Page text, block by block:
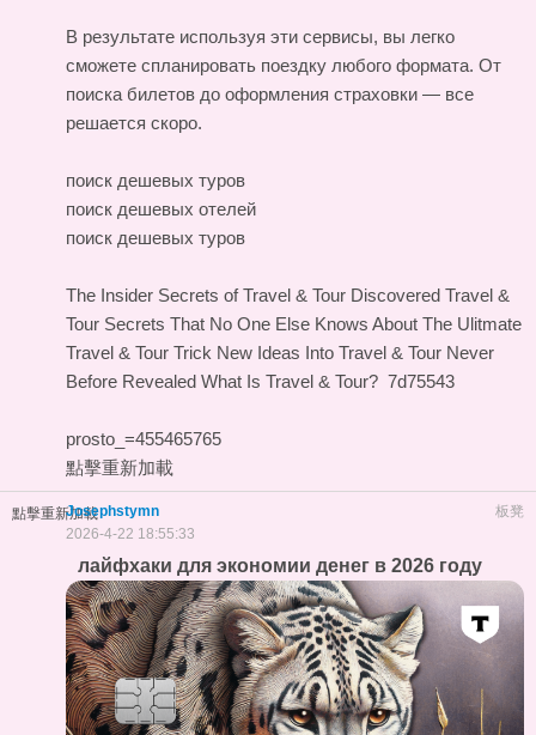
В результате используя эти сервисы, вы легко
сможете спланировать поездку любого формата. От
поиска билетов до оформления страховки — все
решается скоро.
поиск дешевых туров
поиск дешевых отелей
поиск дешевых туров
The Insider Secrets of Travel & Tour Discovered Travel &
Tour Secrets That No One Else Knows About The Ulitmate
Travel & Tour Trick New Ideas Into Travel & Tour Never
Before Revealed What Is Travel & Tour? 7d75543
prosto_=455465765
點擊重新加載
點擊重新加載 板凳
Josephstymn
2026-4-22 18:55:33
лайфхаки для экономии денег в 2026 году